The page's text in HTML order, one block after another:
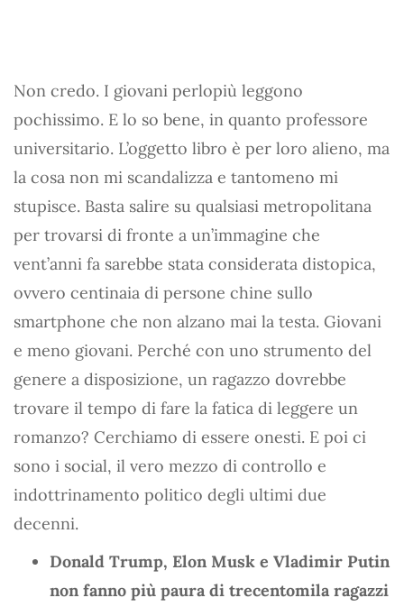
Non credo. I giovani perlopiù leggono
pochissimo. E lo so bene, in quanto professore
universitario. L’oggetto libro è per loro alieno, ma
la cosa non mi scandalizza e tantomeno mi
stupisce. Basta salire su qualsiasi metropolitana
per trovarsi di fronte a un’immagine che
vent’anni fa sarebbe stata considerata distopica,
ovvero centinaia di persone chine sullo
smartphone che non alzano mai la testa. Giovani
e meno giovani. Perché con uno strumento del
genere a disposizione, un ragazzo dovrebbe
trovare il tempo di fare la fatica di leggere un
romanzo? Cerchiamo di essere onesti. E poi ci
sono i social, il vero mezzo di controllo e
indottrinamento politico degli ultimi due
decenni.
Donald Trump, Elon Musk e Vladimir Putin
non fanno più paura di trecentomila ragazzi